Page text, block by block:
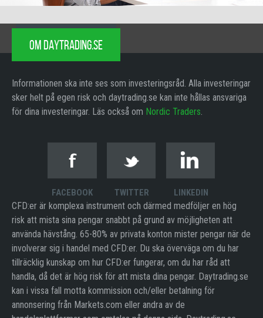
OM DAYTRADING.SE
Informationen ska inte ses som investeringsråd. Alla investeringar
sker helt på egen risk och daytrading.se kan inte hållas ansvariga
för dina investeringar. Läs också om Nordic Traders.
FACEBOOK TWITTER LINKEDIN
CFD:er är komplexa instrument och därmed medföljer en hög
risk att mista sina pengar snabbt på grund av möjligheten att
använda hävstång. 65-80% av privata konton mister pengar när de
involverar sig i handel med CFD:er. Du ska överväga om du har
tillräcklig kunskap om hur CFD:er fungerar, om du har råd att
handla, då det är hög risk för att mista dina pengar. Daytrading.se
kan i vissa fall motta kommission och/eller betalning för
annonsering från Markets.com eller andra av de